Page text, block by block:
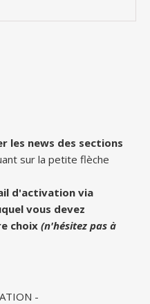
les news des sections
sur la petite flèche
d'activation via
vous devez
choix (n'hésitez pas à
-